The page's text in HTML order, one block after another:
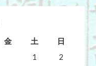
金 土
日
1
2